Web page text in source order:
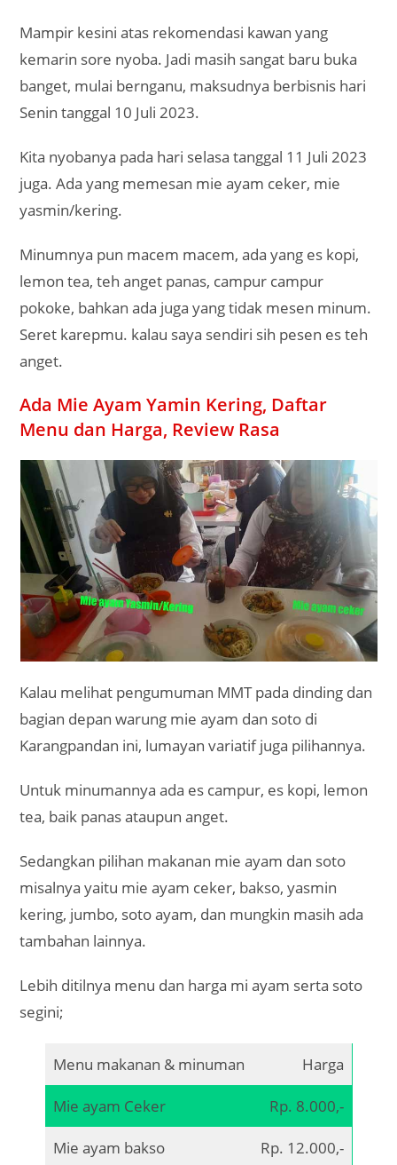
Mampir kesini atas rekomendasi kawan yang
kemarin sore nyoba. Jadi masih sangat baru buka
banget, mulai bernganu, maksudnya berbisnis hari
Senin tanggal 10 Juli 2023.
Kita nyobanya pada hari selasa tanggal 11 Juli 2023
juga. Ada yang memesan mie ayam ceker, mie
yasmin/kering.
Minumnya pun macem macem, ada yang es kopi,
lemon tea, teh anget panas, campur campur
pokoke, bahkan ada juga yang tidak mesen minum.
Seret karepmu. kalau saya sendiri sih pesen es teh
anget.
Ada Mie Ayam Yamin Kering, Daftar
Menu dan Harga, Review Rasa
Kalau melihat pengumuman MMT pada dinding dan
bagian depan warung mie ayam dan soto di
Karangpandan ini, lumayan variatif juga pilihannya.
Untuk minumannya ada es campur, es kopi, lemon
tea, baik panas ataupun anget.
Sedangkan pilihan makanan mie ayam dan soto
misalnya yaitu mie ayam ceker, bakso, yasmin
kering, jumbo, soto ayam, dan mungkin masih ada
tambahan lainnya.
Lebih ditilnya menu dan harga mi ayam serta soto
segini;
Menu makanan & minuman Harga
Mie ayam Ceker Rp. 8.000,-
Mie ayam bakso Rp. 12.000,-